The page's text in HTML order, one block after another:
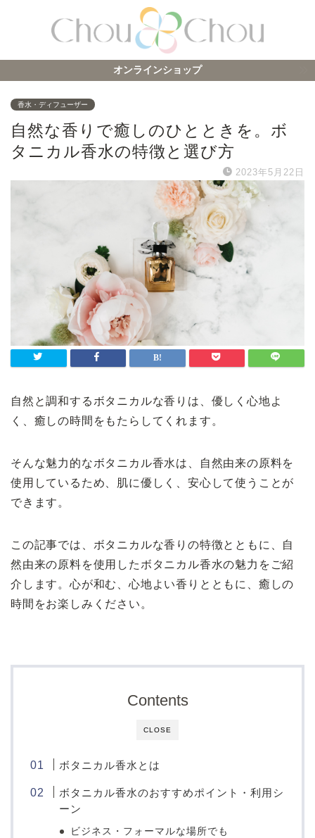
オンラインショップ
香水・ディフューザー
自然な香りで癒しのひとときを。ボ
タニカル香水の特徴と選び方
2023年5月22日
自然と調和するボタニカルな香りは、優しく心地よ
く、癒しの時間をもたらしてくれます。
そんな魅力的なボタニカル香水は、自然由来の原料を
使用しているため、肌に優しく、安心して使うことが
できます。
この記事では、ボタニカルな香りの特徴とともに、自
然由来の原料を使用したボタニカル香水の魅力をご紹
介します。心が和む、心地よい香りとともに、癒しの
時間をお楽しみください。
CLOSE
Contents
ボタニカル香水とは
ボタニカル香水のおすすめポイント・利用シ
ーン
ビジネス・フォーマルな場所でも